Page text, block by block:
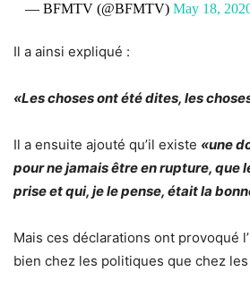
— BFMTV (@BFMTV) May 18,
Il a ainsi expliqué :
«Les choses ont été dites, les
Il a ensuite ajouté qu’il existe «une
pour ne jamais être en rupture, que
prise et qui, je le pense, était la
Mais ces déclarations ont provoqué
bien chez les politiques que chez